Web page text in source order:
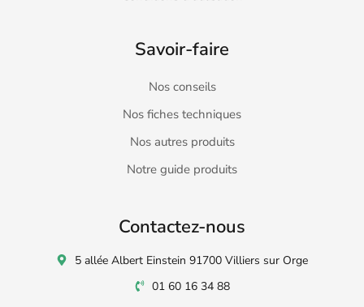
Savoir-faire
Nos conseils
Nos fiches techniques
Nos autres produits
Notre guide produits
Contactez-nous
5 allée Albert Einstein 91700 Villiers sur Orge
01 60 16 34 88